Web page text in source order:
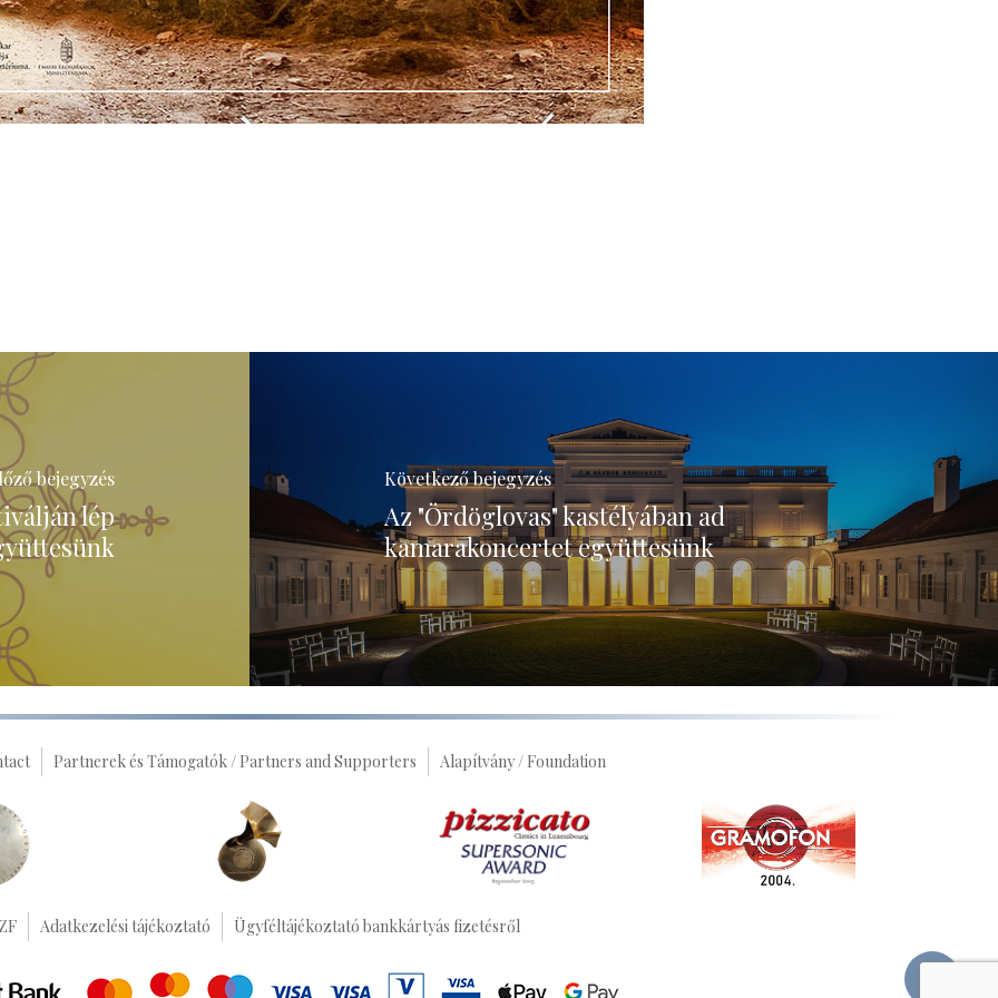
bejegyzés
lép
Következő bejegyzés
Az "Ördöglovas" kastélyában ad
kamarakoncertet együttesünk
Partnerek és Támogatók / Partners and Supporters Alapítvány / Foundation
Adatkezelési tájékoztató Ügyféltájékoztató bankkártyás fizetésről